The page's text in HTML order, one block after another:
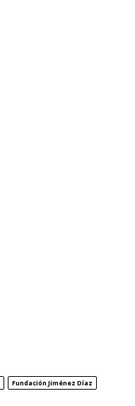
Fundación Jiménez Díaz